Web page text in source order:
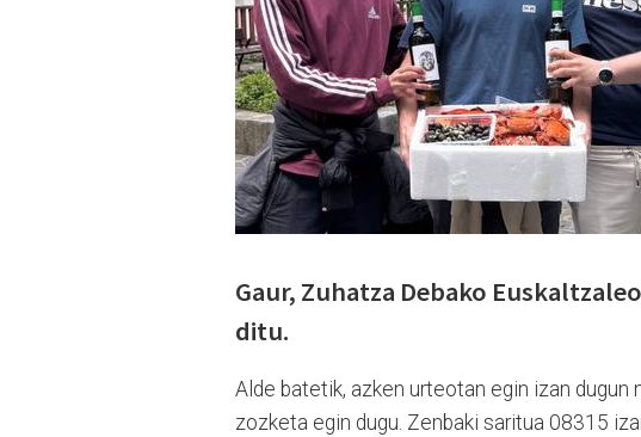
Gaur, Zuhatza Debako
ditu.
Alde batetik, azken urteotan egin izan
zozketa egin dugu. Zenbaki saritua 08315